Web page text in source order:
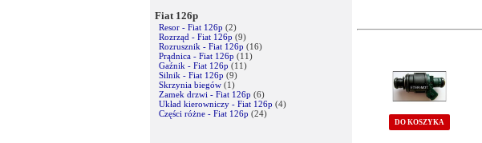
Fiat 126p
Resor - Fiat 126p (2)
Rozrząd - Fiat 126p (9)
Rozrusznik - Fiat 126p (16)
Prądnica - Fiat 126p (11)
Gaźnik - Fiat 126p (11)
Silnik - Fiat 126p (9)
Skrzynia biegów (1)
Zamek drzwi - Fiat 126p (6)
Układ kierowniczy - Fiat 126p (4)
Części różne - Fiat 126p (24)
DO KOSZYKA